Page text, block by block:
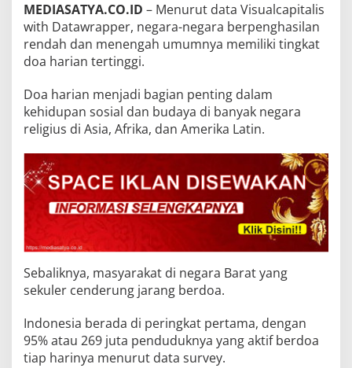
MEDIASATYA.CO.ID – Menurut data Visualcapitalis
with Datawrapper, negara-negara berpenghasilan
rendah dan menengah umumnya memiliki tingkat
doa harian tertinggi.
Doa harian menjadi bagian penting dalam
kehidupan sosial dan budaya di banyak negara
religius di Asia, Afrika, dan Amerika Latin.
Sebaliknya, masyarakat di negara Barat yang
sekuler cenderung jarang berdoa.
Indonesia berada di peringkat pertama, dengan
95% atau 269 juta penduduknya yang aktif berdoa
tiap harinya menurut data survey.